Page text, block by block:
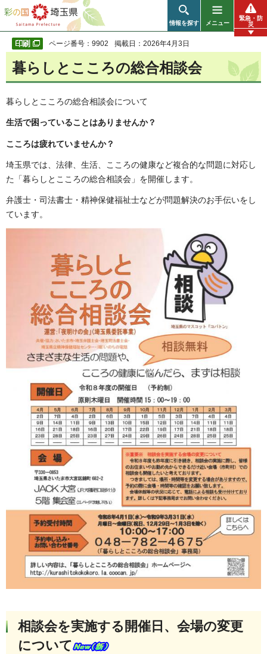
彩の国 埼玉県
情報を探す メニュー
緊急・防
災
ページ番号：9902 掲載日：2026年4月3日
暮らしとこころの総合相談会
暮らしとこころの総合相談会について
生活で困っていることはありませんか？
こころは疲れていませんか？
埼玉県では、法律、生活、こころの健康など複合的な問題に対応し
た「暮らしとこころの総合相談会」を開催します。
弁護士・司法書士・精神保健福祉士などが問題解決のお手伝いをし
ています。
相談会を実施する開催日、会場の変更
について